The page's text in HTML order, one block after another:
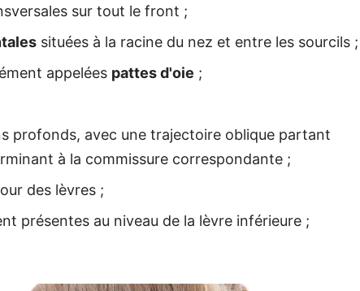
sur tout le front ;
situées à la racine du nez et entre les sourcils ;
appelées pattes d'oie ;
profonds, avec une trajectoire oblique partant
à la commissure correspondante ;
des lèvres ;
présentes au niveau de la lèvre inférieure ;